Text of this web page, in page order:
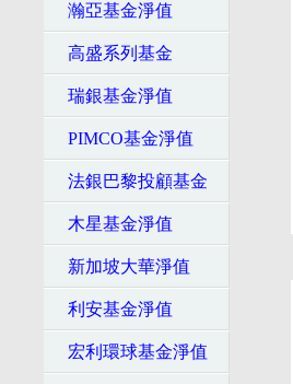
瀚亞基金淨值
高盛系列基金
瑞銀基金淨值
PIMCO基金淨值
法銀巴黎投顧基金
木星基金淨值
新加坡大華淨值
利安基金淨值
宏利環球基金淨值